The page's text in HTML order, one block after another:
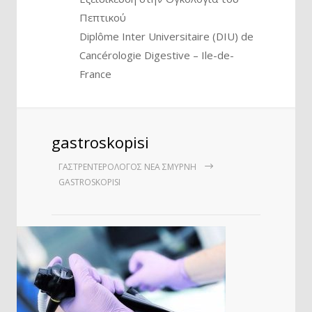
Πεπτικού
Diplôme Inter Universitaire (DIU) de
Cancérologie Digestive – Ile-de-
France
gastroskopisi
ΓΑΣΤΡΕΝΤΕΡΟΛΌΓΟΣ ΝΈΑ ΣΜΎΡΝΗ
GASTROSKOPISI